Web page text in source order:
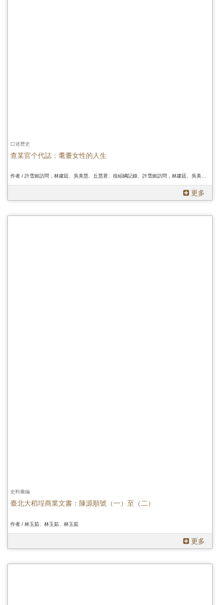
口述歷史
查某官个代誌：耄耋女性的人生
作者 / 許雪姬訪問，林建廷、吳美慧、丘慧君、徐紹綱記錄、許雪姬訪問，林建廷、吳美慧、丘慧君、徐紹綱記錄、許雪姬訪問，林建廷、吳美慧、丘慧君、徐紹綱記錄
更多
史料彙編
臺北大稻埕商業文書：陳源順號（一）至（二）
作者 / 林玉茹、林玉茹、林玉茹
更多